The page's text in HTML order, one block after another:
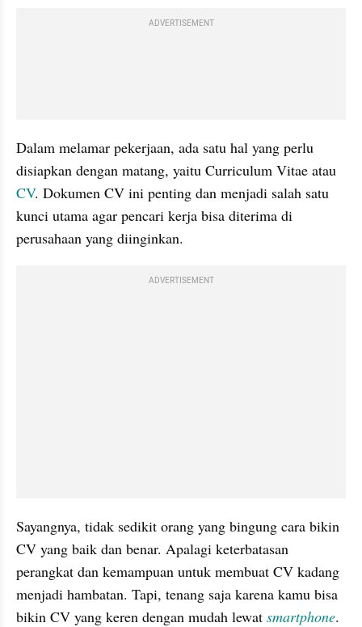
ADVERTISEMENT
Dalam melamar pekerjaan, ada satu hal yang perlu
CV. Dokumen CV ini penting dan menjadi salah satu
kunci utama agar pencari kerja bisa diterima di
perusahaan yang diinginkan.
ADVERTISEMENT
Sayangnya, tidak sedikit orang yang bingung cara bikin
CV yang baik dan benar. Apalagi keterbatasan
perangkat dan kemampuan untuk membuat CV kadang
menjadi hambatan. Tapi, tenang saja karena kamu bisa
bikin CV yang keren dengan mudah lewat smartphone.